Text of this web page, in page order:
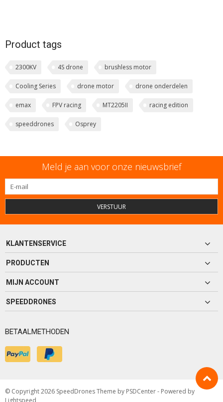
Product tags
2300KV 4S drone brushless motor
Cooling Series drone motor drone onderdelen
emax FPV racing MT2205II racing edition
speeddrones Osprey
Meld je aan voor onze nieuwsbrief
VERSTUUR
KLANTENSERVICE
PRODUCTEN
MIJN ACCOUNT
SPEEDDRONES
BETAALMETHODEN
© Copyright 2026 SpeedDrones Theme by PSDCenter- Powered by
Lightspeed